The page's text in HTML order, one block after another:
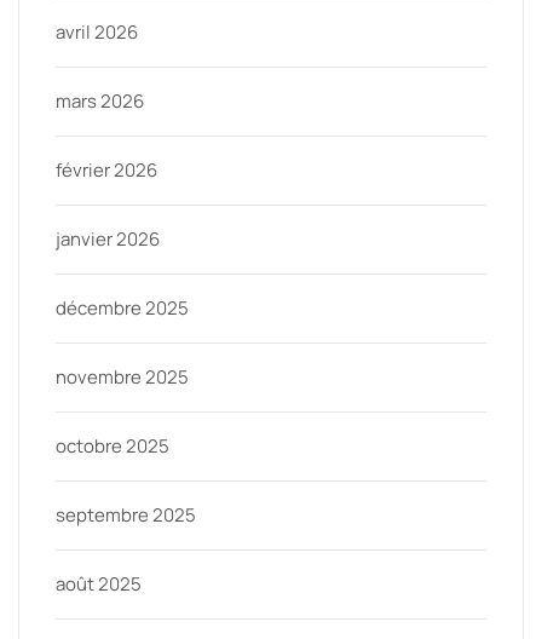
avril 2026
mars 2026
février 2026
janvier 2026
décembre 2025
novembre 2025
octobre 2025
septembre 2025
août 2025